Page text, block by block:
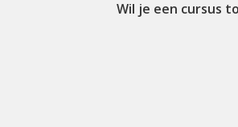
Wil je een cursus